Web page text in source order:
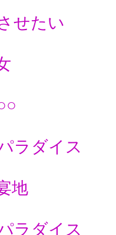
させた
熟女
の○○
パラダイ
遊宴地
パラダイ